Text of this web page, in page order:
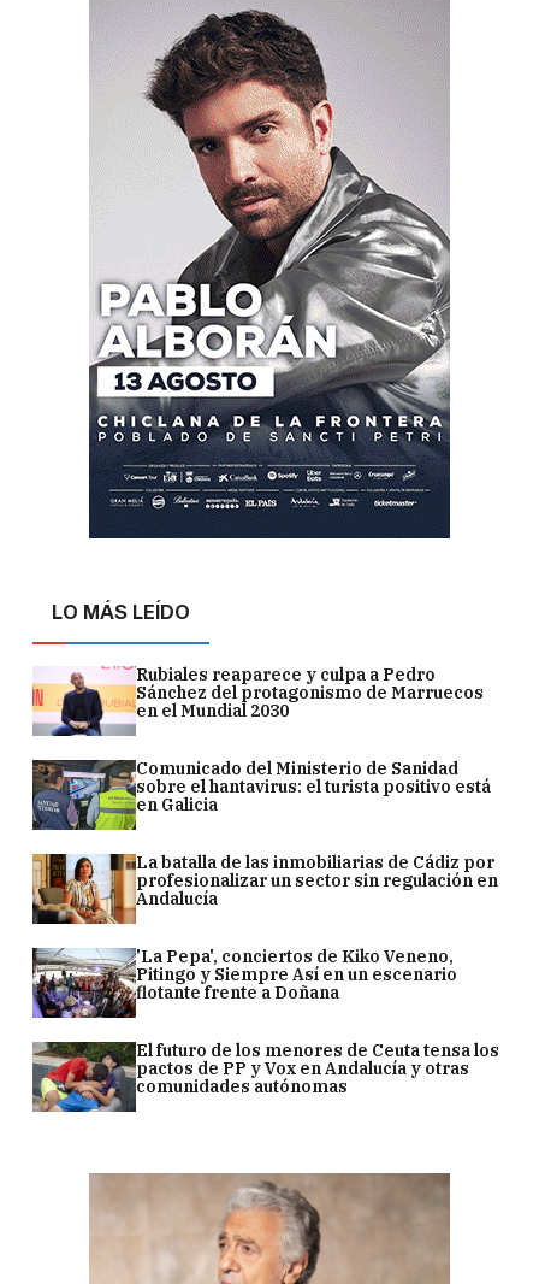
LO MÁS LEÍDO
Rubiales reaparece y culpa a Pedro
Sánchez del protagonismo de Marruecos
en el Mundial 2030
Comunicado del Ministerio de Sanidad
sobre el hantavirus: el turista positivo está
en Galicia
La batalla de las inmobiliarias de Cádiz por
profesionalizar un sector sin regulación en
Andalucía
'La Pepa', conciertos de Kiko Veneno,
Pitingo y Siempre Así en un escenario
flotante frente a Doñana
El futuro de los menores de Ceuta tensa los
pactos de PP y Vox en Andalucía y otras
comunidades autónomas